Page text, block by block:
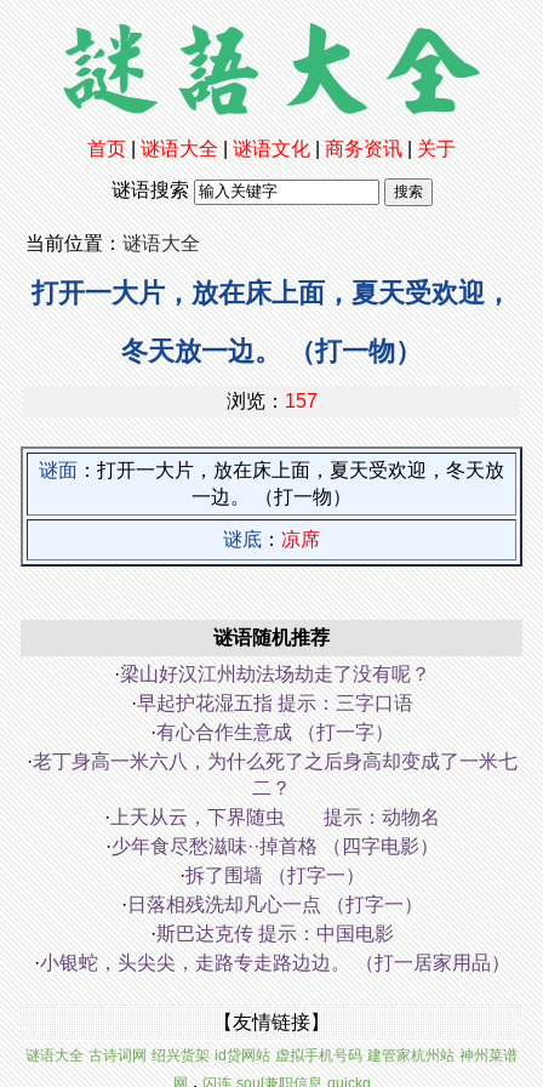
首页 谜语大全 谜语文化 商务资讯
关于
谜语搜索
当前位置： 谜语大全
打开一大片，放在床上面，夏天受欢迎，
冬天放一边。 （打一物）
浏览： 157
谜面 ：打开一大片，放在床上面，夏天受欢迎，冬天放
一边。 （打一物）
谜底 ： 凉席
谜语随机推荐
·梁山好汉江州劫法场劫走了没有呢？
·早起护花湿五指 提示：三字口语
·有心合作生意成 （打一字）
·老丁身高一米六八，为什么死了之后身高却变成了一米七
二？
· 上天从云，下界随虫 提示：动物名
·少年食尽愁滋味··掉首格 （四字电影）
·拆了围墙 （打字一）
· 日落相残洗却凡心一点 （打字一）
·斯巴达克传 提示：中国电影
·小银蛇，头尖尖，走路专走路边边。 （打一居家用品）
【友情链接】
谜语大全 古诗词网 绍兴货架 id贷网站 虚拟手机号码 建管家杭州站 神州菜谱
网 . 闪连 soul兼职信息 quickq